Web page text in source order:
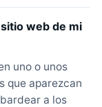
web de mi
uno o unos
que aparezcan
a los